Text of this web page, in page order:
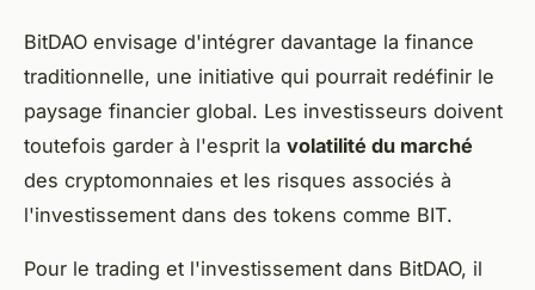
BitDAO envisage d'intégrer davantage la finance
traditionnelle, une initiative qui pourrait redéfinir le
paysage financier global. Les investisseurs doivent
toutefois garder à l'esprit la volatilité du marché
des cryptomonnaies et les risques associés à
l'investissement dans des tokens comme BIT.
Pour le trading et l'investissement dans BitDAO, il